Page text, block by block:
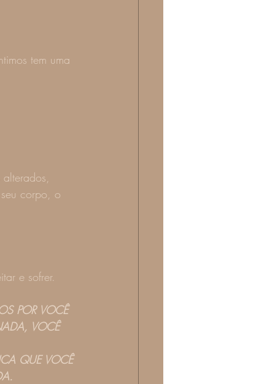
tem uma
corpo, o
e sofrer.
POR VOCÊ
VOCÊ
QUE VOCÊ